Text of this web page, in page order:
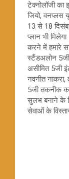
टेक्नोलॉजी का
जियो,
13 से 18
प्लान भी
करने में हमारे
स्टैंडअलोन 5जी
असीमित 5जी
नवनीत
5जी तकनीक
सुलभ बनाने के
सेवाओं के